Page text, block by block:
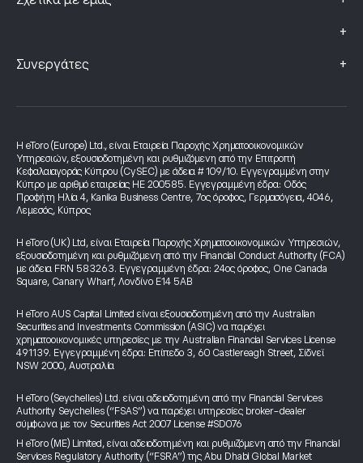
+
Συνεργάτες +
Η eToro (Europe) Ltd., είναι Εταιρεία Παροχής Χρηματοοικονομικών
Υπηρεσιών, εξουσιοδοτημένη και ρυθμιζόμενη από την Επιτροπή
Κεφαλαιαγοράς Κύπρου (CySEC) με άδεια # 109/10. Εγγεγραμμένη στην
Κύπρο με αριθμό εταιρείας HE 200585. Εγγεγραμμένη έδρα: Οδός
Προφήτη Ηλία 4, Kanika Business Centre, 7ος όροφος, Γερμασόγεια, 4046,
Λεμεσός, Κύπρος
Η eToro (UK) Ltd, είναι Εταιρεία Παροχής Χρηματοοικονομικών Υπηρεσιών,
εξουσιοδοτημένη και ρυθμιζόμενη από την Financial Conduct Authority (FCA)
με άδεια FRN 583263. Εγγεγραμμένη έδρα: 24ος όροφος, One Canada
Square, Canary Wharf, Λονδίνο E14 5AB
Η eToro AUS Capital Limited είναι εξουσιοδοτημένη από την Australian
Securities and Investments Commission (ASIC) να παρέχει
χρηματοοικονομικές υπηρεσίες με την Australian Financial Services License
491139. Εγγεγραμμένη έδρα: Επίπεδο 3, 60 Castlereagh Street, Σίδνεϊ
NSW 2000, Αυστραλία
Η eToro (Seychelles) Ltd. είναι αδειοδοτημένη από την Financial Services
Authority Seychelles (“FSAS”) να παρέχει υπηρεσίες broker-dealer
σύμφωνα με τον Securities Act 2007 License #SD076
Η eToro (ME) Limited, είναι αδειοδοτημένη και ρυθμιζόμενη από την Financial
Services Regulatory Authority (“FSRA”) της Abu Dhabi Global Market